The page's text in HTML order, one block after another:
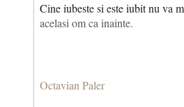
Cine iubeste si este iubit nu va
acelasi om ca inainte.
Octavian Paler